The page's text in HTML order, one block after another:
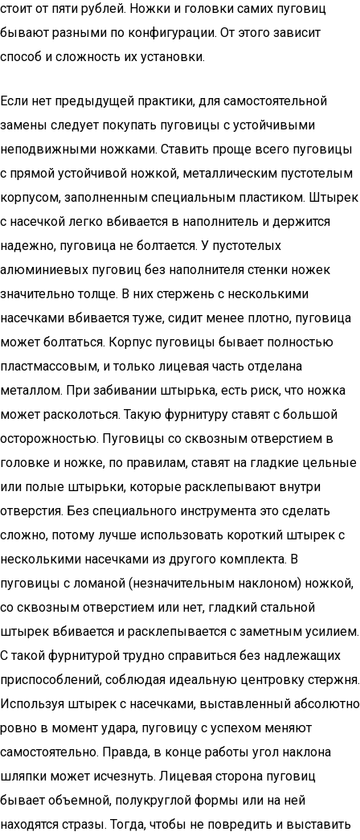
стоит от пяти рублей. Ножки и головки самих пуговиц
бывают разными по конфигурации. От этого зависит
способ и сложность их установки.
Если нет предыдущей практики, для самостоятельной
замены следует покупать пуговицы с устойчивыми
неподвижными ножками. Ставить проще всего пуговицы
с прямой устойчивой ножкой, металлическим пустотелым
корпусом, заполненным специальным пластиком. Штырек
с насечкой легко вбивается в наполнитель и держится
надежно, пуговица не болтается. У пустотелых
алюминиевых пуговиц без наполнителя стенки ножек
значительно толще. В них стержень с несколькими
насечками вбивается туже, сидит менее плотно, пуговица
может болтаться. Корпус пуговицы бывает полностью
пластмассовым, и только лицевая часть отделана
металлом. При забивании штырька, есть риск, что ножка
может расколоться. Такую фурнитуру ставят с большой
осторожностью. Пуговицы со сквозным отверстием в
головке и ножке, по правилам, ставят на гладкие цельные
или полые штырьки, которые расклепывают внутри
отверстия. Без специального инструмента это сделать
сложно, потому лучше использовать короткий штырек с
несколькими насечками из другого комплекта. В
пуговицы с ломаной (незначительным наклоном) ножкой,
со сквозным отверстием или нет, гладкий стальной
штырек вбивается и расклепывается с заметным усилием.
С такой фурнитурой трудно справиться без надлежащих
приспособлений, соблюдая идеальную центровку стержня.
Используя штырек с насечками, выставленный абсолютно
ровно в момент удара, пуговицу с успехом меняют
самостоятельно. Правда, в конце работы угол наклона
шляпки может исчезнуть. Лицевая сторона пуговиц
бывает объемной, полукруглой формы или на ней
находятся стразы. Тогда, чтобы не повредить и выставить